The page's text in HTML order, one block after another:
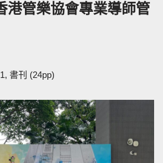
港管樂協會專業導師管
書刊 (24pp)